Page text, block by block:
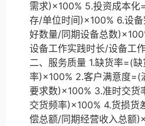
需求)×100% 5.投资成本
存/单位时间)×100% 6.设
好数量/同期设备总数
设备工作实践时长/设备工
二、服务质量 1.缺货率=(
率)×100% 2.客户满意度=(
要求数)×100% 3.准时交货
交货频率)×100% 4.货损货
偿总额/同期经营收入总额